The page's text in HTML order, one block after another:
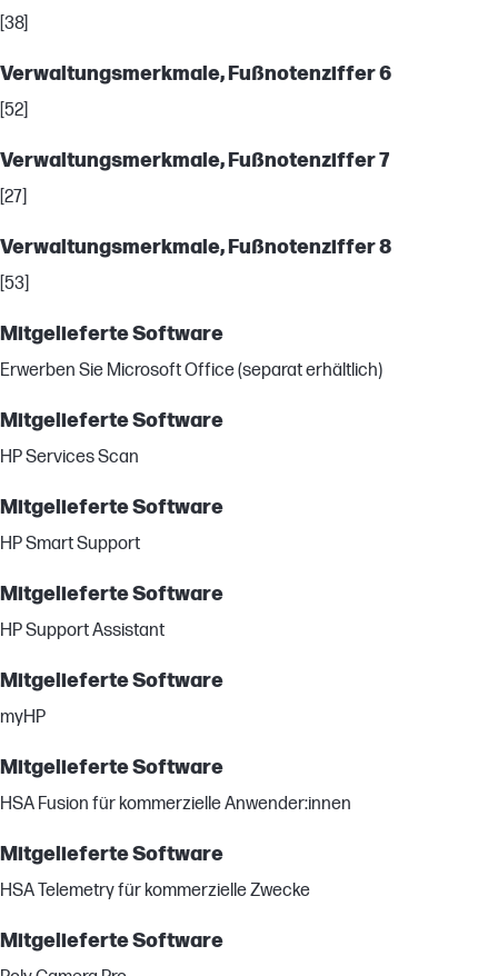
[38]
Verwaltungsmerkmale, Fußnotenziffer 6
[52]
Verwaltungsmerkmale, Fußnotenziffer 7
[27]
Verwaltungsmerkmale, Fußnotenziffer 8
[53]
Mitgelieferte Software
Erwerben Sie Microsoft Office (separat erhältlich)
Mitgelieferte Software
HP Services Scan
Mitgelieferte Software
HP Smart Support
Mitgelieferte Software
HP Support Assistant
Mitgelieferte Software
myHP
Mitgelieferte Software
HSA Fusion für kommerzielle Anwender:innen
Mitgelieferte Software
HSA Telemetry für kommerzielle Zwecke
Mitgelieferte Software